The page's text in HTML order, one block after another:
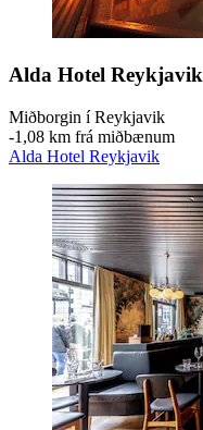
Alda Hotel Reykjavik
Miðborgin í Reykjavik
‐1,08 km frá miðbænum
Alda Hotel Reykjavik